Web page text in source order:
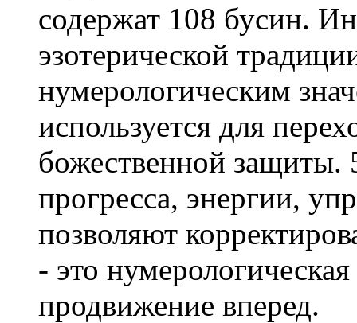
содержат 108 бусин.
эзотерической
нумерологическим
используется для
божественной защиты.
прогресса, энергии,
позволяют
- это
продвижение вперед.